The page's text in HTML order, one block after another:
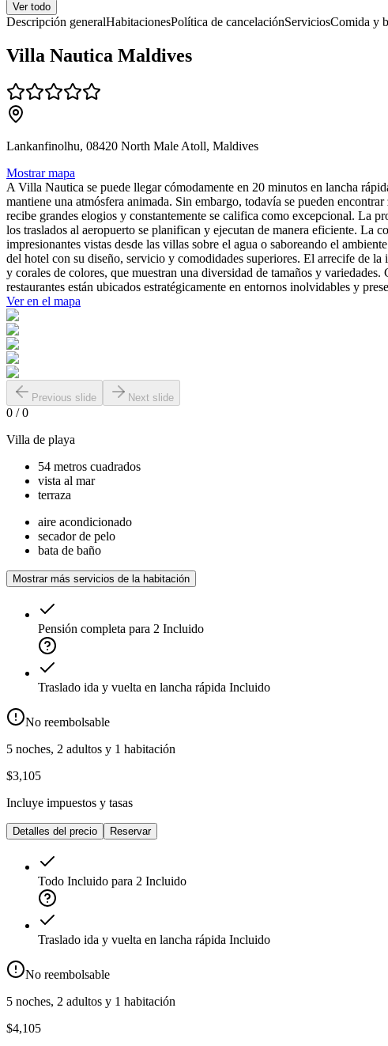
Ver todo
Descripción generalHabitacionesPolítica de cancelaciónServiciosComida y
Villa Nautica Maldives
Lankanfinolhu, 08420 North Male Atoll, Maldives
Mostrar mapa
A Villa Nautica se puede llegar cómodamente en 20 minutos en lancha
mantiene una atmósfera animada. Sin embargo, todavía se pueden
recibe grandes elogios y constantemente se califica como excepcional. La
los traslados al aeropuerto se planifican y ejecutan de manera eficiente. La
impresionantes vistas desde las villas sobre el agua o saboreando el
del hotel con su diseño, servicio y comodidades superiores. El arrecife de
y corales de colores, que muestran una diversidad de tamaños y
restaurantes están ubicados estratégicamente en entornos inolvidables y
Ver en el mapa
Previous slide Next slide
0 /0
Villa de playa
54 metros cuadrados
vista al mar
terraza
aire acondicionado
secador de pelo
bata de baño
Mostrar más servicios de la habitación
Pensión completa para 2 Incluido
Traslado ida y vuelta en lancha rápida Incluido
No reembolsable
5 noches, 2 adultos y 1 habitación
$3,105
Incluye impuestos y tasas
Detalles del precio Reservar
Todo Incluido para 2 Incluido
Traslado ida y vuelta en lancha rápida Incluido
No reembolsable
5 noches, 2 adultos y 1 habitación
$4,105